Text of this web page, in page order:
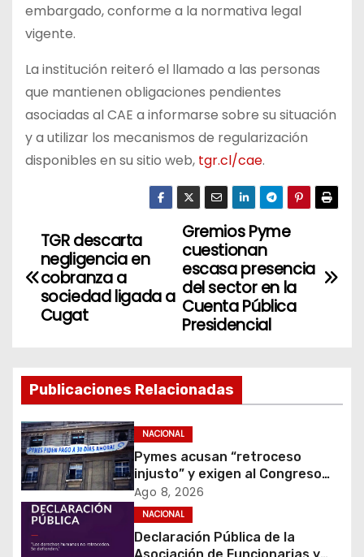
embargado, conforme a la normativa legal
vigente.
La institución reiteró el llamado a las personas
que mantienen obligaciones pendientes
asociadas al CAE a informarse sobre su situación
y a utilizar los mecanismos de regularización
disponibles en su sitio web, tgr.cl/cae.
N
a
g
a
c
i
ó
n
Gremios Pyme
cuestionan
escasa presencia
del sector en la
Cuenta Pública
Presidencial
TGR descarta
negligencia en
cobranza a
sociedad ligada a
Cugat
Publicaciones Relacionadas
NACIONAL
Pymes acusan “retroceso
injusto” y exigen al Congreso
rechazar veto que elimina el
pago oportuno a 30 días
Ago 8, 2026
NACIONAL
Declaración Pública de la
Asociación de Funcionarias y